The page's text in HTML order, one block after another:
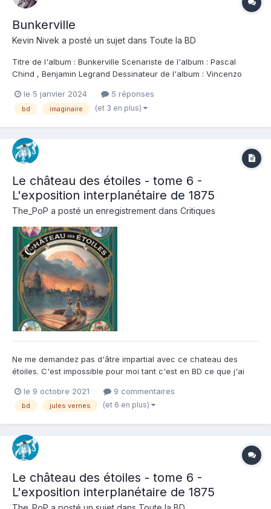
Bunkerville
Kevin Nivek a posté un sujet dans Toute la BD
Titre de l'album : Bunkerville Scenariste de l'album : Pascal
Chind , Benjamin Legrand Dessinateur de l'album : Vincenzo
Ankama Note : Résumé de l'album : Laurel, un jeune golden boy
mélancolique, s'enfonce dans l'o...
le 5 janvier 2024 5 réponses
bd imaginaire (et 3 en plus)
Le château des étoiles - tome 6 -
L'exposition interplanétaire de 1875
The_PoP a posté un enregistrement dans Critiques
Ne me demandez pas d'âtre impartial avec ce chateau des
étoiles. C'est impossible pour moi tant c'est en BD ce que j'ai
l'exploration, et de la poséie à chaque page, véritable tendresse
d'Alex Alice pour ses personnages, secondaires comm...
le 9 octobre 2021 9 commentaires
bd jules vernes (et 6 en plus)
Le château des étoiles - tome 6 -
L'exposition interplanétaire de 1875